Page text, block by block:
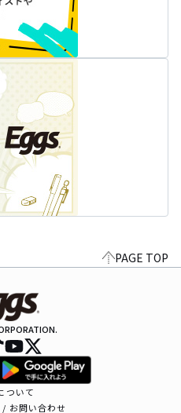
PAGE TOP
ついて
/ お問い合わせ